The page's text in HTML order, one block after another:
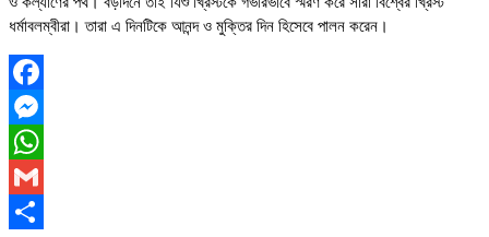
ধর্মাবলম্বীরা। তারা এ দিনটিকে আনন্দ ও মুক্তির দিন হিসেবে পালন করেন।
Facebook
Messenger
WhatsApp
Gmail